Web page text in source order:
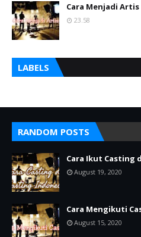
Cara Menjadi Artis
23.58
LABELS
RANDOM POSTS
Cara Ikut Casting
August 19, 2020
Cara Mengikuti
August 15, 2020